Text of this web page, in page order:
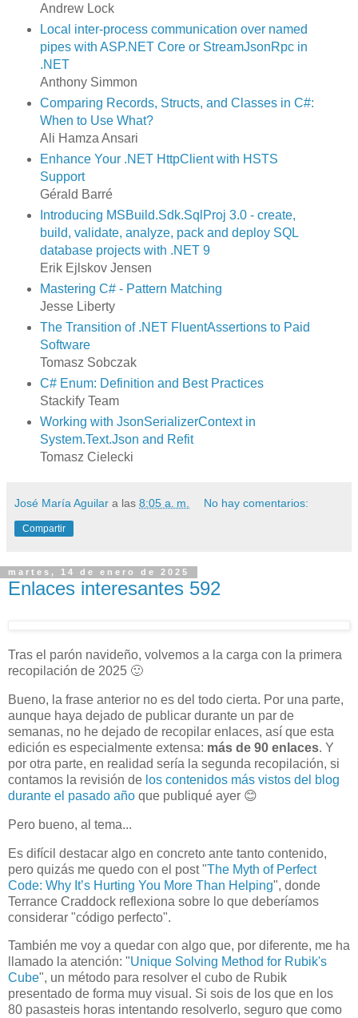
Andrew Lock
Local inter-process communication over named
pipes with ASP.NET Core or StreamJsonRpc in
.NET
Anthony Simmon
Comparing Records, Structs, and Classes in C#:
When to Use What?
Ali Hamza Ansari
Enhance Your .NET HttpClient with HSTS
Support
Gérald Barré
Introducing MSBuild.Sdk.SqlProj 3.0 - create,
build, validate, analyze, pack and deploy SQL
database projects with .NET 9
Erik Ejlskov Jensen
Mastering C# - Pattern Matching
Jesse Liberty
The Transition of .NET FluentAssertions to Paid
Software
Tomasz Sobczak
C# Enum: Definition and Best Practices
Stackify Team
Working with JsonSerializerContext in
System.Text.Json and Refit
Tomasz Cielecki
José María Aguilar a las 8:05 a. m. No hay comentarios:
Compartir
martes, 14 de enero de 2025
Enlaces interesantes 592
Tras el parón navideño, volvemos a la carga con la primera
recopilación de 2025 🙂
Bueno, la frase anterior no es del todo cierta. Por una parte,
aunque haya dejado de publicar durante un par de
semanas, no he dejado de recopilar enlaces, así que esta
edición es especialmente extensa: más de 90 enlaces. Y
por otra parte, en realidad sería la segunda recopilación, si
contamos la revisión de los contenidos más vistos del blog
durante el pasado año que publiqué ayer 😊
Pero bueno, al tema...
Es difícil destacar algo en concreto ante tanto contenido,
pero quizás me quedo con el post "The Myth of Perfect
Code: Why It’s Hurting You More Than Helping", donde
Terrance Craddock reflexiona sobre lo que deberíamos
considerar "código perfecto".
También me voy a quedar con algo que, por diferente, me ha
llamado la atención: "Unique Solving Method for Rubik's
Cube", un método para resolver el cubo de Rubik
presentado de forma muy visual. Si sois de los que en los
80 pasasteis horas intentando resolverlo, seguro que como